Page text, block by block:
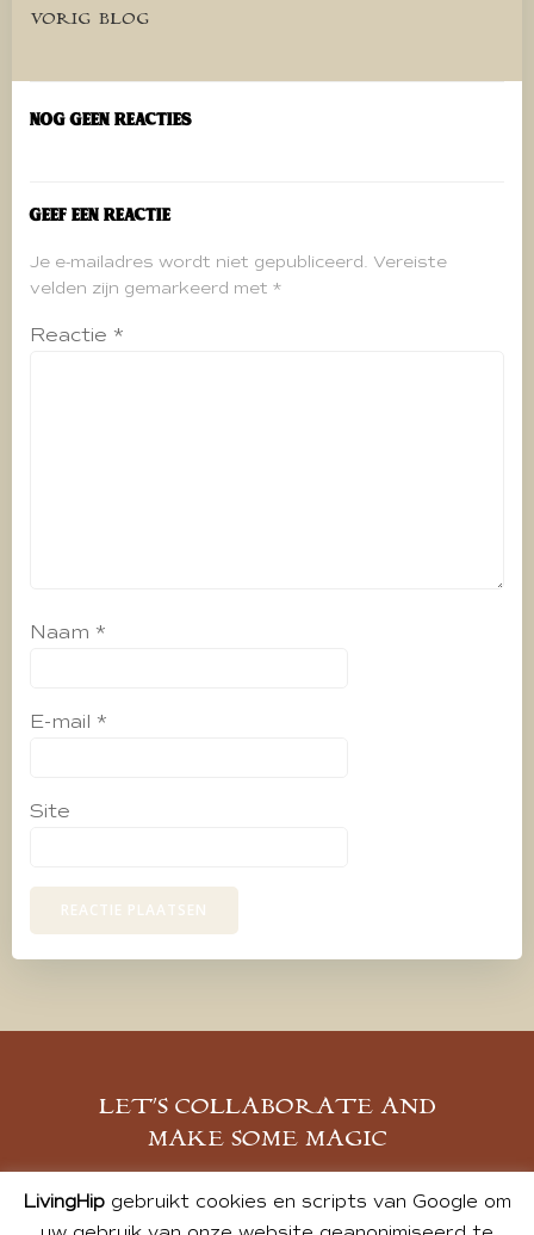
Bericht
navigatie
VORIG BLOG
Nog geen reacties
Geef een reactie
Je e-mailadres wordt niet gepubliceerd. Vereiste
velden zijn gemarkeerd met *
Reactie *
Naam *
E-mail *
Site
LET’S COLLABORATE AND
MAKE SOME MAGIC
MELD JE AAN
LivingHipgebruikt cookies en scripts van Google om